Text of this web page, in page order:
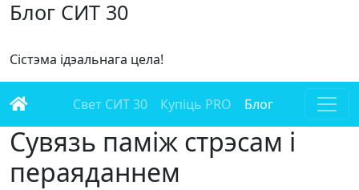
Блог СИТ 30
Сістэма ідэальнага цела!
Свет СИТ 30 Купіць PRO Блог
Сувязь паміж стрэсам і
пераяданнем